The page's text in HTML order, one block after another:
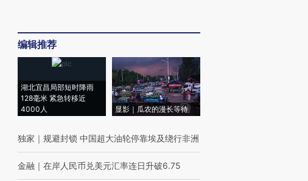
编辑推荐
湖北宜昌局部短时降雨
128毫米 紧急转移近
4000人
显影｜瓜农的漫长等待
独家 ｜ 规避封锁 中国超大油轮停靠埃及绕行非洲
金融 ｜ 在岸人民币兑美元汇率连日升破6.75